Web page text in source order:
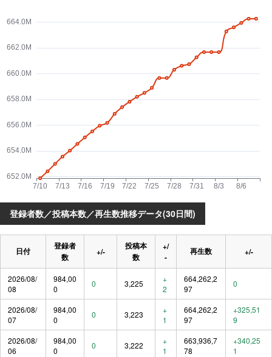
登録者数／投稿本数／再生数推移データ(30日間)
日付
登録者
数
+/-
投稿本
数
+/
-
再生数 +/-
2026/08/
08
984,00
0
0 3,225
+
2
664,262,2
97
0
2026/08/
07
984,00
0
0 3,223
+
1
664,262,2
97
+325,51
9
2026/08/
06
984,00
0
0 3,222
+
1
663,936,7
78
+340,25
1